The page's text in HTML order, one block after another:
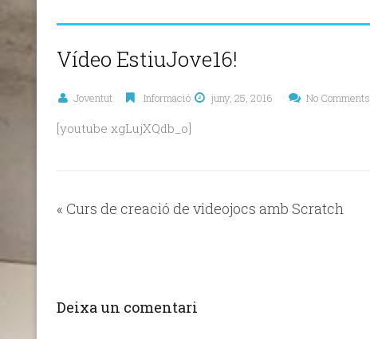
Vídeo EstiuJove16!
Joventut Informació juny, 25, 2016 No Comments
[youtube xgLujXQdb_o]
« Curs de creació de videojocs amb Scratch
Deixa un comentari